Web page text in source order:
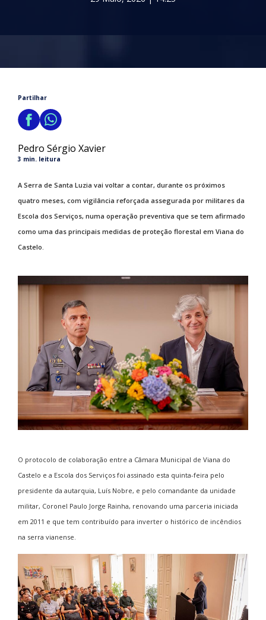
Partilhar
Pedro Sérgio Xavier
3 min. leitura
A Serra de Santa Luzia vai voltar a contar, durante os próximos
quatro meses, com vigilância reforçada assegurada por militares da
Escola dos Serviços, numa operação preventiva que se tem afirmado
como uma das principais medidas de proteção florestal em Viana do
Castelo.
O protocolo de colaboração entre a Câmara Municipal de Viana do
Castelo e a Escola dos Serviços foi assinado esta quinta-feira pelo
presidente da autarquia, Luís Nobre, e pelo comandante da unidade
militar, Coronel Paulo Jorge Rainha, renovando uma parceria iniciada
em 2011 e que tem contribuído para inverter o histórico de incêndios
na serra vianense.